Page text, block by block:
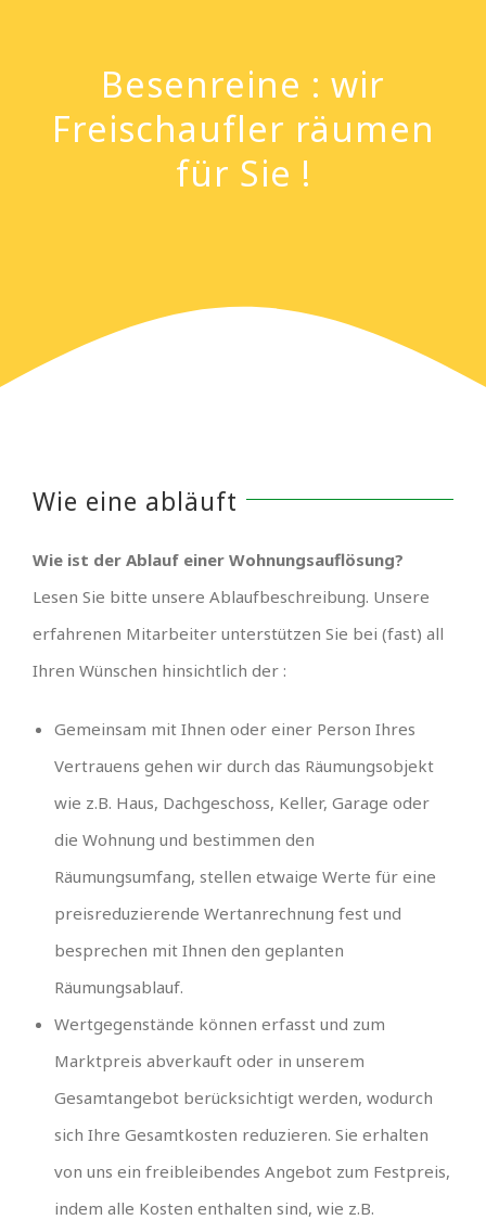
Besenreine : wir
Freischaufler räumen
für Sie !
Wie eine abläuft
Wie ist der Ablauf einer Wohnungsauflösung?
Lesen Sie bitte unsere Ablaufbeschreibung. Unsere
erfahrenen Mitarbeiter unterstützen Sie bei (fast) all
Ihren Wünschen hinsichtlich der :
Gemeinsam mit Ihnen oder einer Person Ihres
Vertrauens gehen wir durch das Räumungsobjekt
wie z.B. Haus, Dachgeschoss, Keller, Garage oder
die Wohnung und bestimmen den
Räumungsumfang, stellen etwaige Werte für eine
preisreduzierende Wertanrechnung fest und
besprechen mit Ihnen den geplanten
Räumungsablauf.
Wertgegenstände können erfasst und zum
Marktpreis abverkauft oder in unserem
Gesamtangebot berücksichtigt werden, wodurch
sich Ihre Gesamtkosten reduzieren. Sie erhalten
von uns ein freibleibendes Angebot zum Festpreis,
indem alle Kosten enthalten sind, wie z.B.